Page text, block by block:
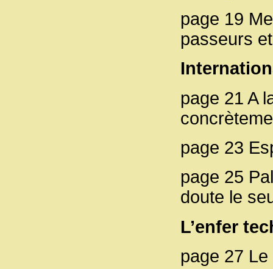
page 19
passeurs
page 21 A
page 23
page 25
doute le
L’enfer
page 27